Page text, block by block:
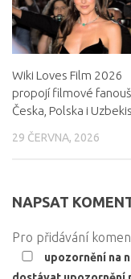
Wiki Loves Film 2026
propojí filmové
Česka, Polska i
29 ČERVNA, 2026
NAPSAT
Pro přidávání
upozornění na